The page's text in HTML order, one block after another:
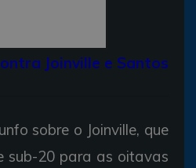
Joinville e Santos
sobre o Joinville, que
sub-20 para as oitavas